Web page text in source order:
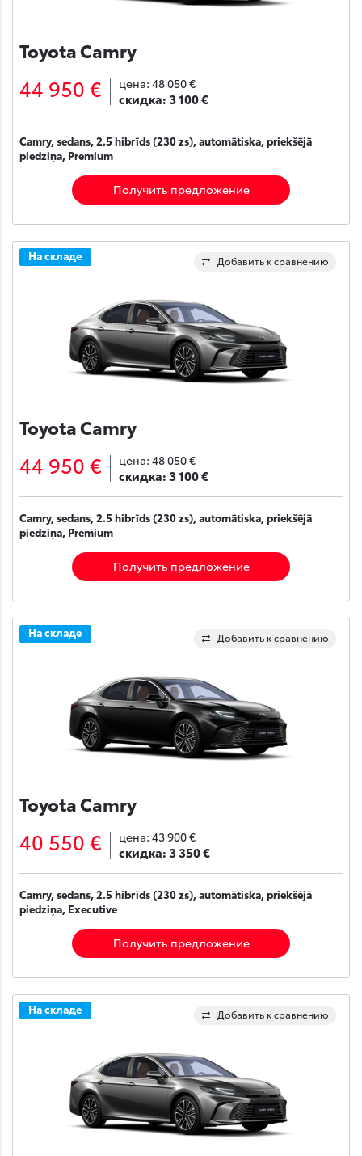
Toyota Camry
44 950 € цена: 48 050 €
скидка:3 100 €
Camry, sedans, 2.5 hibrīds (230 zs), automātiska, priekšējā
piedziņa, Premium
Получить предложение
Добавить к сравнению
На складе
Toyota Camry
44 950 € цена: 48 050 €
скидка:3 100 €
Camry, sedans, 2.5 hibrīds (230 zs), automātiska, priekšējā
piedziņa, Premium
Получить предложение
Добавить к сравнению
На складе
Toyota Camry
40 550 € цена: 43 900 €
скидка:3 350 €
Camry, sedans, 2.5 hibrīds (230 zs), automātiska, priekšējā
piedziņa, Executive
Получить предложение
Добавить к сравнению
На складе